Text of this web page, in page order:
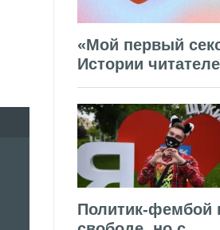
«Мой первый
Истории
Политик-фембой